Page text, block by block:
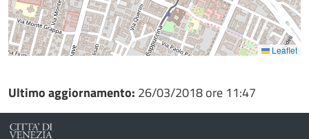
Leaflet
Ultimo aggiornamento: 26/03/2018 ore 11:47